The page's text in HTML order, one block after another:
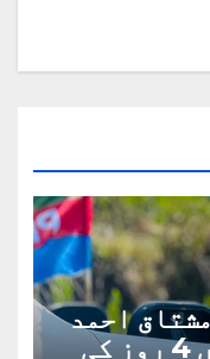
احمد
کے جسمانی ریمانڈ میں 4 روز کی